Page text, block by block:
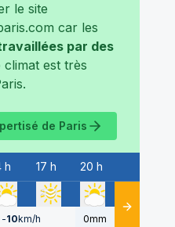
le site
car les
par des
est très
.
de Paris
h 17 h 20 h
-10km/h 0mm Détails